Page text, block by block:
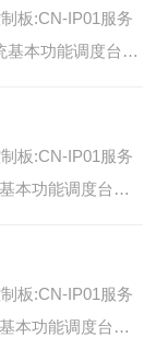
板:CN-IP01服务
基本功能调度台录
能。而GPS定位功
板:CN-IP01服务
本功能调度台录
可慕数字通讯将
板:CN-IP01服务
本功能调度台录